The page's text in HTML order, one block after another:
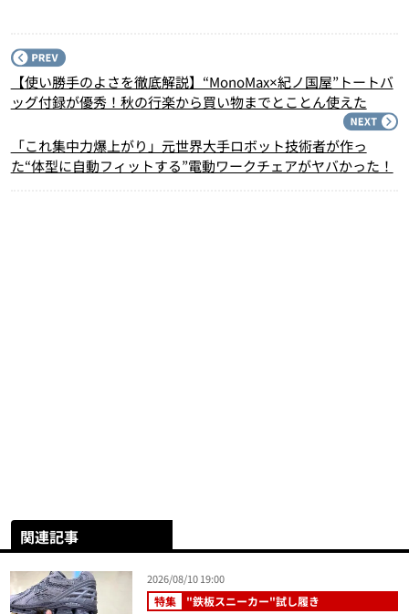
【使い勝手のよさを徹底解説】“MonoMax×紀ノ国屋”トートバ
ッグ付録が優秀！秋の行楽から買い物までとことん使えた
「これ集中力爆上がり」元世界大手ロボット技術者が作っ
た“体型に自動フィットする”電動ワークチェアがヤバかった！
関連記事
2026/08/10 19:00
特集 "鉄板スニーカー"試し履き